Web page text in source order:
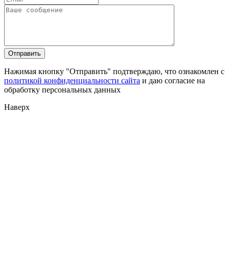
Нажимая кнопку "Отправить" подтверждаю, что ознакомлен с
политикой конфиденциальности сайта и даю согласие на
обработку персональных данных
Наверх